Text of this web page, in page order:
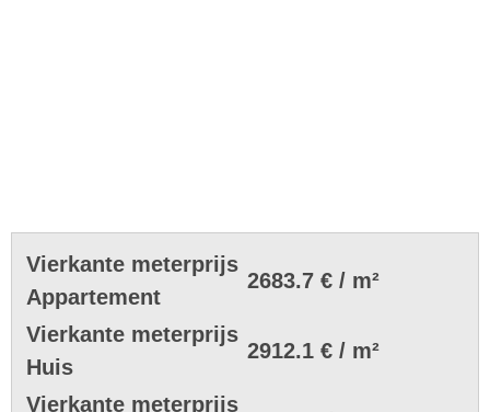
Vierkante meterprijs
Appartement
2683.7 € / m²
Vierkante meterprijs
Huis
2912.1 € / m²
Vierkante meterprijs